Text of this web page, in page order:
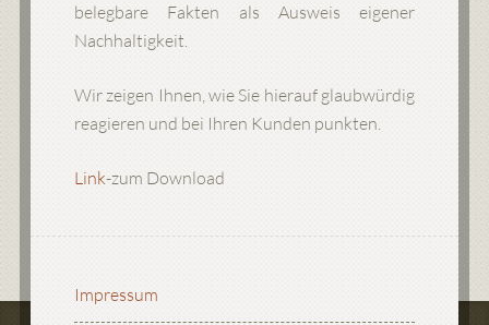
belegbare Fakten als Ausweis eigener
Nachhaltigkeit.
Wir zeigen Ihnen, wie Sie hierauf glaubwürdig
reagieren und bei Ihren Kunden punkten.
Link-zum Download
Impressum